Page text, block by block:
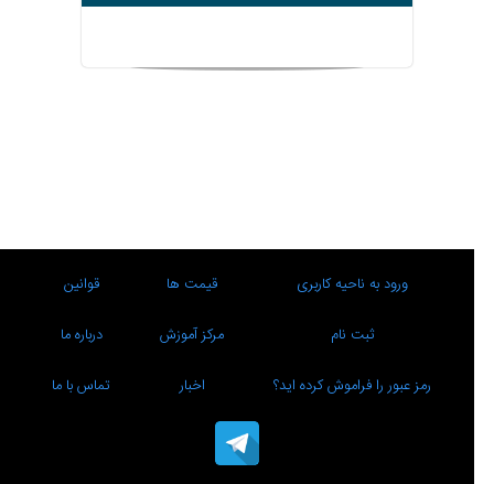
ورود به ناحیه کاربری
ثبت نام
رمز عبور را فراموش کرده اید؟
قیمت ها
مرکز آموزش
اخبار
قوانین
درباره ما
تماس با ما